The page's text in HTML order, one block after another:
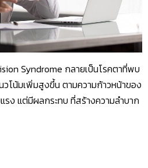
Syndrome กลายเป็นโรคตาที่พบ
วโน้มเพิ่มสูงขึ้น ตามความก้าวหน้าของ
รง แต่มีผลกระทบ ที่สร้างความลำบาก